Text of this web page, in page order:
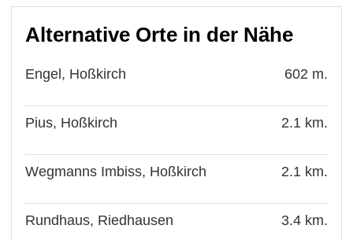
Alternative Orte in der Nähe
Engel, Hoßkirch 602 m.
Pius, Hoßkirch 2.1 km.
Wegmanns Imbiss, Hoßkirch 2.1 km.
Rundhaus, Riedhausen 3.4 km.